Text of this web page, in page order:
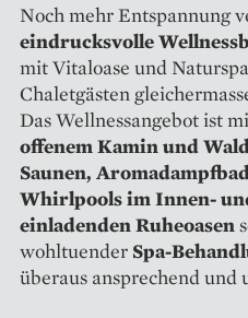
Noch mehr Entspannung
eindrucksvolle
mit Vitaloase und
Chaletgästen
Das Wellnessangebot ist
offenem Kamin und
Saunen,
Whirlpools im Innen-
einladenden Ruheoasen
wohltuender Spa-
überaus ansprechend und